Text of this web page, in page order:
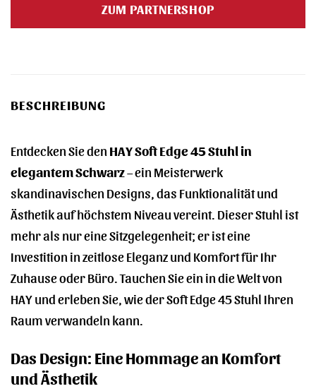
ZUM PARTNERSHOP
BESCHREIBUNG
Entdecken Sie den HAY Soft Edge 45 Stuhl in
elegantem Schwarz– ein Meisterwerk
skandinavischen Designs, das Funktionalität und
Ästhetik auf höchstem Niveau vereint. Dieser Stuhl ist
mehr als nur eine Sitzgelegenheit; er ist eine
Investition in zeitlose Eleganz und Komfort für Ihr
Zuhause oder Büro. Tauchen Sie ein in die Welt von
HAY und erleben Sie, wie der Soft Edge 45 Stuhl Ihren
Raum verwandeln kann.
Das Design: Eine Hommage an Komfort
und Ästhetik